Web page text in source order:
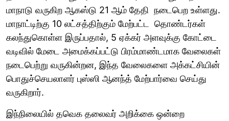
மாநாடு வருகிற ஆகஸ்டு 21 ஆம் தேதி நடைபெற உள்ளது.
மாநாட்டிற்கு 10 லட்சத்திற்கும் மேற்பட்ட தொண்டர்கள்
கலந்துகொள்ள இருப்பதால், 5 ஏக்கர் அளவுக்கு கோட்டை
வடிவில் மேடை அமைக்கப்பட்டு பிரம்மாண்டமாக வேலைகள்
நடைபெற்று வருகின்றன, இந்த வேலைகளை அக்கட்சியின்
பொதுச்செயலாளர் புஸ்ஸி ஆனந்த் மேற்பார்வை செய்து
வருகிறார்.
இந்நிலையில் தவெக தலைவர் அறிக்கை ஒன்றை